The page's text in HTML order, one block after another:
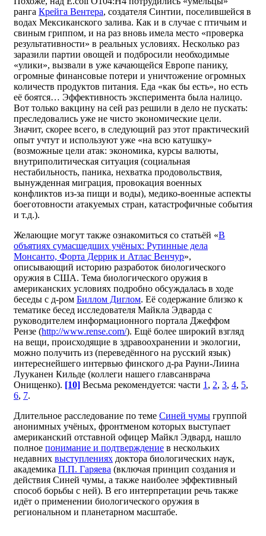
ранга Крейга Вентера, создателя Синтии, поселившейся в
водах Мексиканского залива. Как и в случае с птичьим и
свиным гриппом, и на раз вновь имела место «проверка
результативности» в реальных условиях. Несколько раз
заразили партии овощей и подбросили необходимые
«улики», вызвали в уже качающейся Европе панику,
огромные финансовые потери и уничтожение огромных
количеств продуктов питания. Еда «как бы есть», но есть
её боятся… Эффективность эксперимента была налицо.
Вот только вакцину на сей раз решили в дело не пускать:
преследовались уже не чисто экономические цели.
Значит, скорее всего, в следующий раз этот практический
опыт учтут и используют уже «на всю катушку»
(возможные цели атак: экономика, курсы валюты,
внутриполитическая ситуация (социальная
нестабильность, паника, нехватка продовольствия,
вынужденная миграция, провокация военных
конфликтов из-за пищи и воды), медико-военные аспекты
боеготовности атакуемых стран, катастрофичные события
и т.д.).
Желающие могут также ознакомиться со статьёй «В
объятиях сумасшедших учёных: Рутинные дела
Монсанто, Форта Деррик и Атлас Венчур»,
описывающий историю разработок биологического
оружия в США. Тема биологического оружия в
американских условиях подробно обсуждалась в ходе
беседы с д-ром Биллом Диглом. Её содержание близко к
тематике бесед исследователя Майкла Эдварда с
руководителем информационного портала Джеффом
Рензе (http://www.rense.com/). Ещё более широкий взгляд
на вещи, происходящие в здравоохранении и экологии,
можно получить из (переведённого на русский язык)
интереснейшего интервью финского д-ра Рауни-Лиина
Лууканен Кильде (коллеги нашего главсанврача
Онищенко). [10] Весьма рекомендуется: части 1 , 2, 3, 4, 5,
6, 7.
Длительное расследование по теме Синей чумы группой
анонимных учёных, фронтменом которых выступает
американский отставной офицер Майкл Эдвард, нашло
полное понимание и подтверждение в нескольких
недавних выступлениях доктора биологических наук,
академика П.П. Гаряева (включая принцип создания и
действия Синей чумы, а также наиболее эффективный
способ борьбы с ней). В его интерпретации речь также
идёт о применении биологического оружия в
региональном и планетарном масштабе.